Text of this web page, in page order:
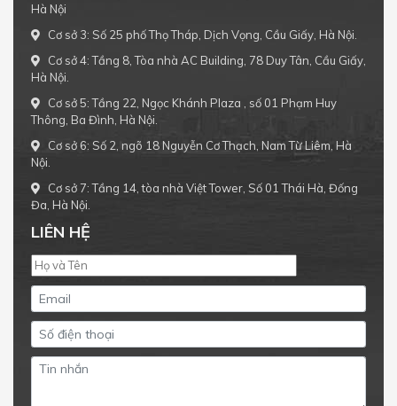
Hà Nội
Cơ sở 3: Số 25 phố Thọ Tháp, Dịch Vọng, Cầu Giấy, Hà Nội.
Cơ sở 4: Tầng 8, Tòa nhà AC Building, 78 Duy Tân, Cầu Giấy,
Hà Nội.
Cơ sở 5: Tầng 22, Ngọc Khánh Plaza , số 01 Phạm Huy
Thông, Ba Đình, Hà Nội.
Cơ sở 6: Số 2, ngõ 18 Nguyễn Cơ Thạch, Nam Từ Liêm, Hà
Nội.
Cơ sở 7: Tầng 14, tòa nhà Việt Tower, Số 01 Thái Hà, Đống
Đa, Hà Nội.
LIÊN HỆ